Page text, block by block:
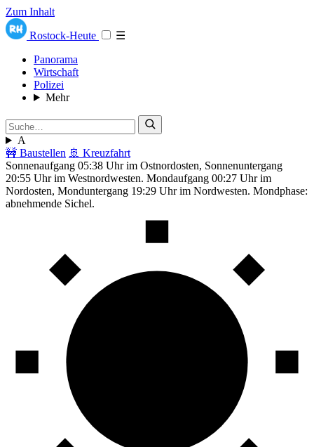
Zum Inhalt
Rostock-Heute
☰
Panorama
Wirtschaft
Polizei
Mehr
A
🚧 Baustellen 🚢 Kreuzfahrt
Sonnenaufgang 05:38 Uhr im Ostnordosten, Sonnenuntergang
20:55 Uhr im Westnordwesten. Mondaufgang 00:27 Uhr im
Nordosten, Monduntergang 19:29 Uhr im Nordwesten. Mondphase:
abnehmende Sichel.